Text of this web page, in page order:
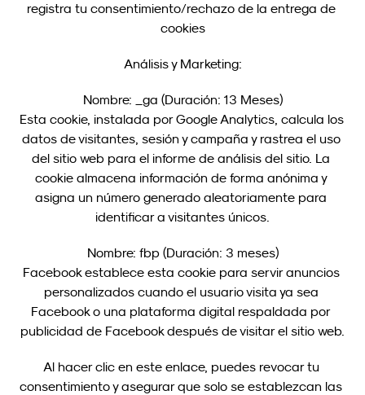
registra tu consentimiento/rechazo de la entrega de
cookies
Análisis y Marketing:
Nombre: _ga (Duración: 13 Meses)
Esta cookie, instalada por Google Analytics, calcula los
datos de visitantes, sesión y campaña y rastrea el uso
del sitio web para el informe de análisis del sitio. La
cookie almacena información de forma anónima y
asigna un número generado aleatoriamente para
identificar a visitantes únicos.
Nombre: fbp (Duración: 3 meses)
Facebook establece esta cookie para servir anuncios
personalizados cuando el usuario visita ya sea
Facebook o una plataforma digital respaldada por
publicidad de Facebook después de visitar el sitio web.
Al hacer clic en este enlace, puedes revocar tu
consentimiento y asegurar que solo se establezcan las